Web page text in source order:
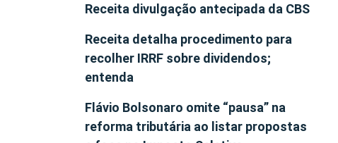
Receita divulgação antecipada da CBS
Receita detalha procedimento para
recolher IRRF sobre dividendos;
entenda
Flávio Bolsonaro omite “pausa” na
reforma tributária ao listar propostas